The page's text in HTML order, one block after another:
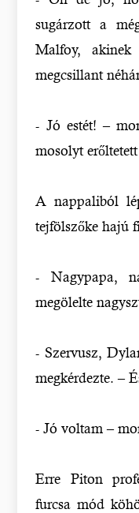
sugárzott a
Malfoy, akinek
megcsillant
- Jó estét! –
mosolyt
A nappaliból
tejfölszőke hajú
- Nagypapa,
megölelte
- Szervusz,
megkérdezte. –
- Jó voltam –
Erre Piton
furcsa mód